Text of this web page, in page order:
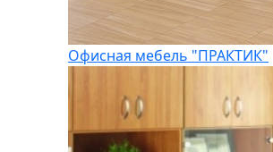
Офисная мебель "ПРАКТИК"